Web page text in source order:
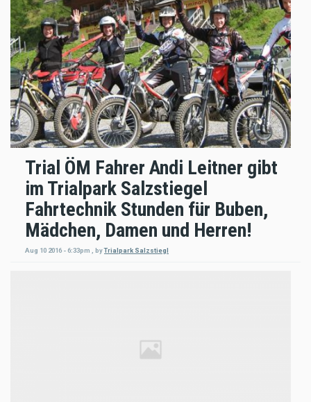
Trial ÖM Fahrer Andi Leitner gibt
im Trialpark Salzstiegel
Fahrtechnik Stunden für Buben,
Mädchen, Damen und Herren!
Aug 10 2016 - 6:33pm byTrialpark Salzstiegl